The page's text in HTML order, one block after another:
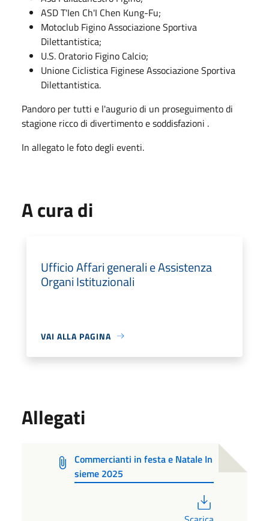
ASD T'Ien Ch'I Chen Kung-Fu;
Motoclub Figino Associazione Sportiva
Dilettantistica;
U.S. Oratorio Figino Calcio;
Unione Ciclistica Figinese Associazione Sportiva
Dilettantistica.
Pandoro per tutti e l'augurio di un proseguimento di
stagione ricco di divertimento e soddisfazioni .
In allegato le foto degli eventi.
A cura di
Ufficio Affari generali e Assistenza
Organi Istituzionali
VAI ALLA PAGINA
Allegati
Commercianti in festa e Natale In
sieme 2025